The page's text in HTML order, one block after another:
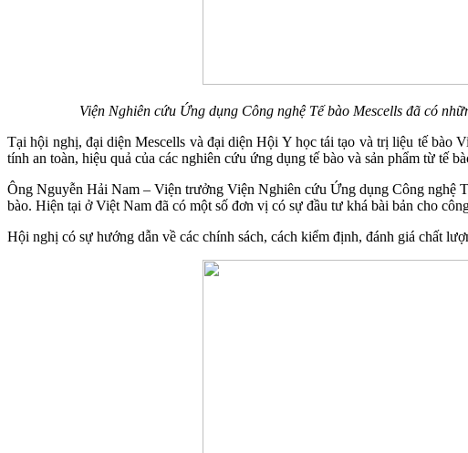
Viện Nghiên cứu Ứng dụng Công nghệ Tế bào Mescells đã có
Tại hội nghị, đại diện Mescells và đại diện Hội Y học tái tạo và trị liệu tế bào
tính an toàn, hiệu quả của các nghiên cứu ứng dụng tế bào và sản phẩm từ tế
Ông Nguyễn Hải Nam – Viện trưởng Viện Nghiên cứu Ứng dụng Công nghệ
bào. Hiện tại ở Việt Nam đã có một số đơn vị có sự đầu tư khá bài bản cho
Hội nghị có sự hướng dẫn về các chính sách, cách kiểm định, đánh giá chất